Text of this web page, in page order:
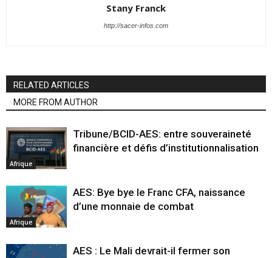
Stany Franck
http://sacer-infos.com
RELATED ARTICLES
MORE FROM AUTHOR
Afrique
Tribune/BCID-AES: entre souveraineté
financière et défis d’institutionnalisation
Afrique
AES: Bye bye le Franc CFA, naissance
d’une monnaie de combat
AES : Le Mali devrait-il fermer son